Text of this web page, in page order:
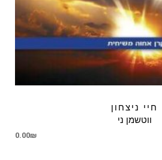
חיי ניצחון
ווטשמן ני
0.00₪